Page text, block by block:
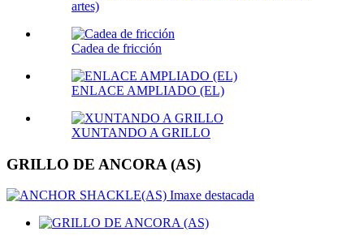
artes)
Cadea de fricción
ENLACE AMPLIADO (EL)
XUNTANDO A GRILLO
GRILLO DE ANCORA (AS)